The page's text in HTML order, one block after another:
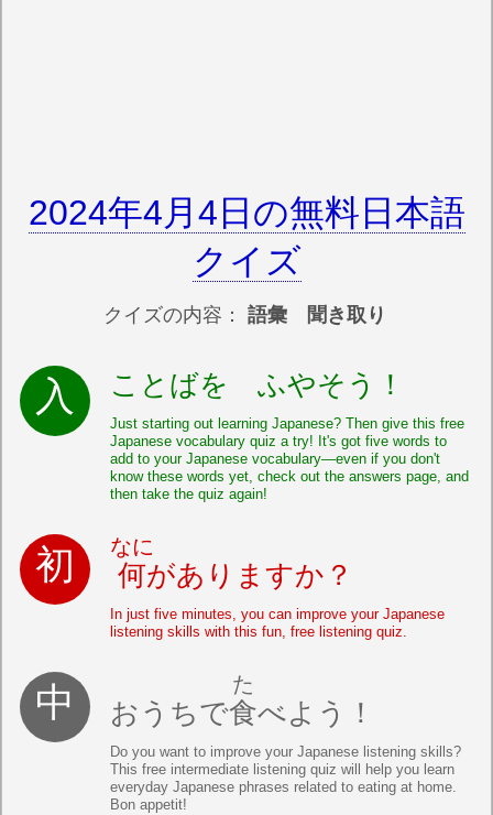
2024年4月4日の無料日本語
クイズ
クイズの内容： 語彙 聞き取り
ことばを ふやそう！
Just starting out learning Japanese? Then give this free
Japanese vocabulary quiz a try! It's got five words to
add to your Japanese vocabulary—even if you don't
know these words yet, check out the answers page, and
then take the quiz again!
何
なに
がありますか？
In just five minutes, you can improve your Japanese
listening skills with this fun, free listening quiz.
おうちで食
た
べよう！
Do you want to improve your Japanese listening skills?
This free intermediate listening quiz will help you learn
everyday Japanese phrases related to eating at home.
Bon appetit!